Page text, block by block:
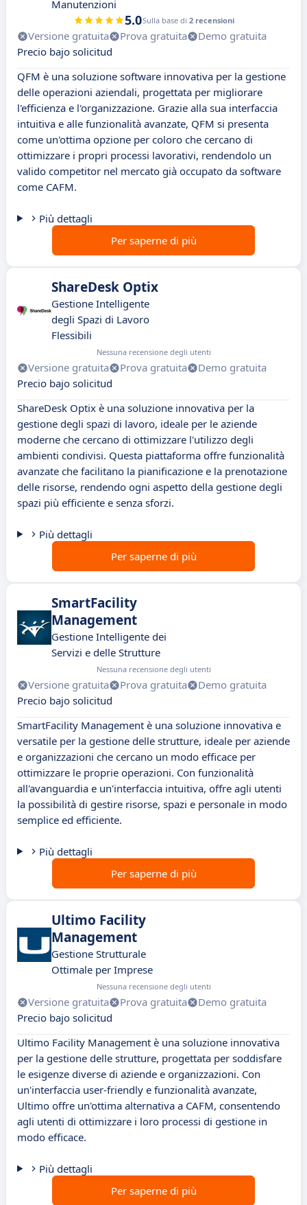
Manutenzioni
5.0Sulla base di 2 recensioni
Versione gratuita Prova gratuita
Demo gratuita
Precio bajo solicitud
QFM è una soluzione software innovativa per la gestione
delle operazioni aziendali, progettata per migliorare
l'efficienza e l'organizzazione. Grazie alla sua interfaccia
intuitiva e alle funzionalità avanzate, QFM si presenta
come un'ottima opzione per coloro che cercano di
ottimizzare i propri processi lavorativi, rendendolo un
valido competitor nel mercato già occupato da software
come CAFM.
Più dettagli
Per saperne di più
ShareDesk Optix
Gestione Intelligente
degli Spazi di Lavoro
Flessibili
Nessuna recensione degli utenti
Versione gratuita Prova gratuita
Demo gratuita
Precio bajo solicitud
ShareDesk Optix è una soluzione innovativa per la
gestione degli spazi di lavoro, ideale per le aziende
moderne che cercano di ottimizzare l'utilizzo degli
ambienti condivisi. Questa piattaforma offre funzionalità
avanzate che facilitano la pianificazione e la prenotazione
delle risorse, rendendo ogni aspetto della gestione degli
spazi più efficiente e senza sforzi.
Più dettagli
Per saperne di più
SmartFacility
Management
Gestione Intelligente dei
Servizi e delle Strutture
Nessuna recensione degli utenti
Versione gratuita Prova gratuita
Demo gratuita
Precio bajo solicitud
SmartFacility Management è una soluzione innovativa e
versatile per la gestione delle strutture, ideale per aziende
e organizzazioni che cercano un modo efficace per
ottimizzare le proprie operazioni. Con funzionalità
all'avanguardia e un'interfaccia intuitiva, offre agli utenti
la possibilità di gestire risorse, spazi e personale in modo
semplice ed efficiente.
Più dettagli
Per saperne di più
Ultimo Facility
Management
Gestione Strutturale
Ottimale per Imprese
Nessuna recensione degli utenti
Versione gratuita Prova gratuita
Demo gratuita
Precio bajo solicitud
Ultimo Facility Management è una soluzione innovativa
per la gestione delle strutture, progettata per soddisfare
le esigenze diverse di aziende e organizzazioni. Con
un'interfaccia user-friendly e funzionalità avanzate,
Ultimo offre un'ottima alternativa a CAFM, consentendo
agli utenti di ottimizzare i loro processi di gestione in
modo efficace.
Più dettagli
Per saperne di più